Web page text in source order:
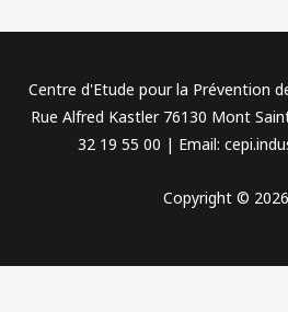
Centre d'Etude pour la Prévention
Rue Alfred Kastler 76130 Mont
32 19 55 00 | Email:
Copyright ©